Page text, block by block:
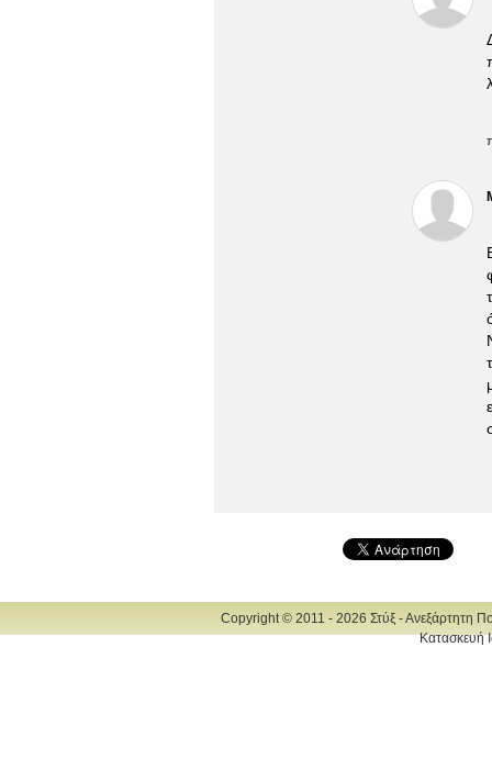
Copyright © 2011 - 2026 Στύξ - Ανεξάρτητη
Κατασκευή